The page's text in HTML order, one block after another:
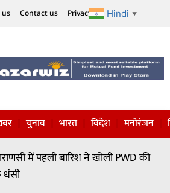
us Contact us Privacy Policy Disclaimer
Hindi ▼
चुनाव भारत विदेश मनोरंजन
में पहली बारिश ने खोली PWD की
धंसी